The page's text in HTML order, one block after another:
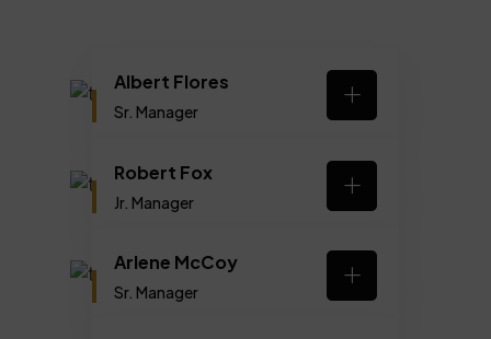
Albert Flores
Sr. Manager
Robert Fox
Jr. Manager
Arlene McCoy
Sr. Manager